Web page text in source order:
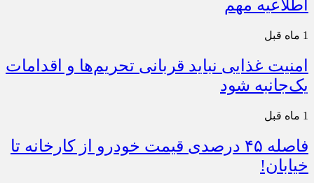
اطلاعیه مهم
1 ماه قبل
امنیت غذایی نباید قربانی تحریم‌ها و اقدامات
یک‌جانبه شود
1 ماه قبل
فاصله ۴۵ درصدی قیمت خودرو از کارخانه تا
خیابان!